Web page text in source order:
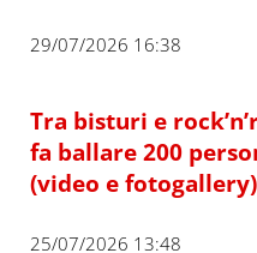
29/07/2026 16:38
Tra bisturi e
fa ballare 200
(video e fotogallery)
25/07/2026 13:48